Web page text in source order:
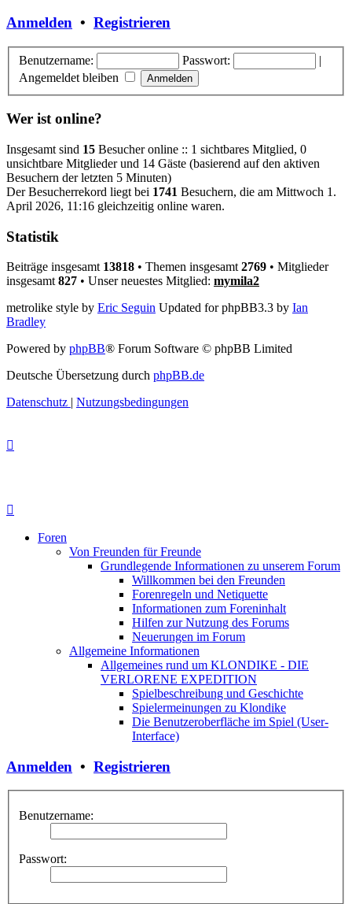
Anmelden • Registrieren
Benutzername: Passwort:
|
Angemeldet bleiben
Wer ist online?
Insgesamt sind 15 Besucher online :: 1 sichtbares Mitglied, 0
unsichtbare Mitglieder und 14 Gäste (basierend auf den aktiven
Besuchern der letzten 5 Minuten)
Der Besucherrekord liegt bei 1741 Besuchern, die am Mittwoch 1.
April 2026, 11:16 gleichzeitig online waren.
Statistik
Beiträge insgesamt 13818 • Themen insgesamt 2769 • Mitglieder
insgesamt 827 • Unser neuestes Mitglied: mymila2
metrolike style by Eric Seguin Updated for phpBB3.3 by Ian
Bradley
Powered by phpBB® Forum Software © phpBB Limited
Deutsche Übersetzung durch phpBB.de
Datenschutz | Nutzungsbedingungen
Foren
Von Freunden für Freunde
Grundlegende Informationen zu unserem Forum
Willkommen bei den Freunden
Forenregeln und Netiquette
Informationen zum Foreninhalt
Hilfen zur Nutzung des Forums
Neuerungen im Forum
Allgemeine Informationen
Allgemeines rund um KLONDIKE - DIE
VERLORENE EXPEDITION
Spielbeschreibung und Geschichte
Spielermeinungen zu Klondike
Die Benutzeroberfläche im Spiel (User-
Interface)
Anmelden • Registrieren
Benutzername:
Passwort: